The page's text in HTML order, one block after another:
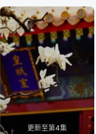
更新至第4集